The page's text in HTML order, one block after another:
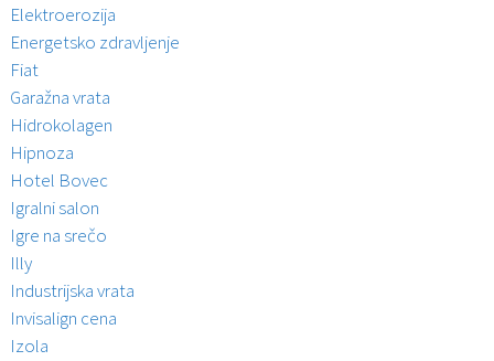
Elektroerozija
Energetsko zdravljenje
Fiat
Garažna vrata
Hidrokolagen
Hipnoza
Hotel Bovec
Igralni salon
Igre na srečo
Illy
Industrijska vrata
Invisalign cena
Izola